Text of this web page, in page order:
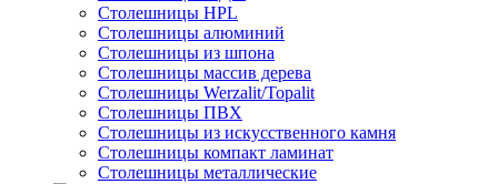
Столешницы HPL
Столешницы алюминий
Столешницы из шпона
Столешницы массив дерева
Столешницы Werzalit/Topalit
Столешницы ПВХ
Столешницы из искусственного камня
Столешницы компакт ламинат
Столешницы металлические